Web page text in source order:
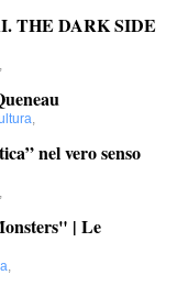
THE DARK SIDE
,
,
nel vero senso
,
| Le
,